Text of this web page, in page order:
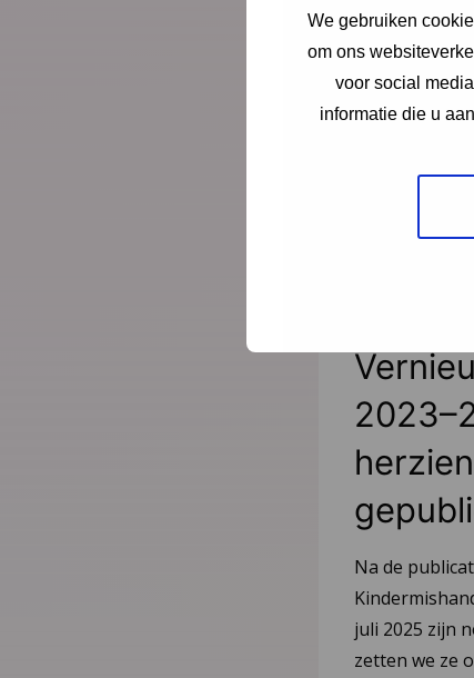
We gebruiken
om ons
voor social
informatie die u
Juist op het
er alleen
directeur-
Lees meer
Na de
juli 2025 zijn
zetten we ze